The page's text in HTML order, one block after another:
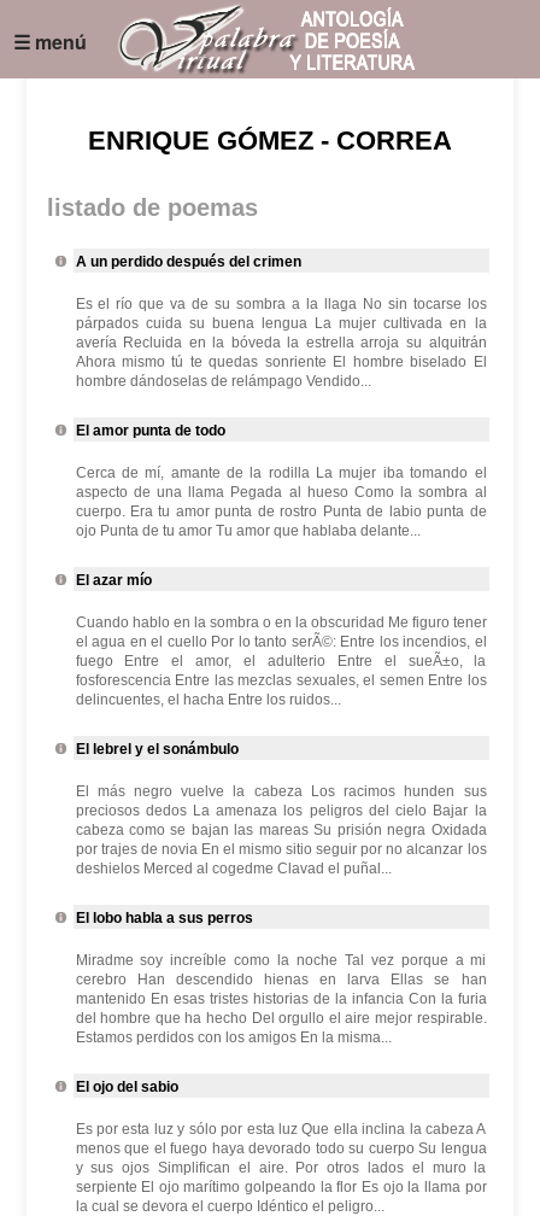
☰ menú
ENRIQUE GÓMEZ - CORREA
listado de poemas
A un perdido después del crimen
Es el río que va de su sombra a la llaga No sin tocarse los
párpados cuida su buena lengua La mujer cultivada en la
avería Recluida en la bóveda la estrella arroja su alquitrán
Ahora mismo tú te quedas sonriente El hombre biselado El
hombre dándoselas de relámpago Vendido...
El amor punta de todo
Cerca de mí, amante de la rodilla La mujer iba tomando el
aspecto de una llama Pegada al hueso Como la sombra al
cuerpo. Era tu amor punta de rostro Punta de labio punta de
ojo Punta de tu amor Tu amor que hablaba delante...
El azar mío
Cuando hablo en la sombra o en la obscuridad Me figuro tener
el agua en el cuello Por lo tanto serÃ©: Entre los incendios, el
fuego Entre el amor, el adulterio Entre el sueÃ±o, la
fosforescencia Entre las mezclas sexuales, el semen Entre los
delincuentes, el hacha Entre los ruidos...
El lebrel y el sonámbulo
El más negro vuelve la cabeza Los racimos hunden sus
preciosos dedos La amenaza los peligros del cielo Bajar la
cabeza como se bajan las mareas Su prisión negra Oxidada
por trajes de novia En el mismo sitio seguir por no alcanzar los
deshielos Merced al cogedme Clavad el puñal...
El lobo habla a sus perros
Miradme soy increíble como la noche Tal vez porque a mi
cerebro Han descendido hienas en larva Ellas se han
mantenido En esas tristes historias de la infancia Con la furia
del hombre que ha hecho Del orgullo el aire mejor respirable.
Estamos perdidos con los amigos En la misma...
El ojo del sabio
Es por esta luz y sólo por esta luz Que ella inclina la cabeza A
menos que el fuego haya devorado todo su cuerpo Su lengua
y sus ojos Simplifican el aire. Por otros lados el muro la
serpiente El ojo marítimo golpeando la flor Es ojo la llama por
la cual se devora el cuerpo Idéntico el peligro...